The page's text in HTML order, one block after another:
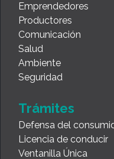
Emprendedores
Productores
Comunicación
Salud
Ambiente
Seguridad
Trámites
Defensa del
Licencia de conducir
Ventanilla Única